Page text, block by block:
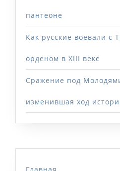
пантеоне
Как русские воевали с
орденом в XIII веке
Сражение под
изменившая ход